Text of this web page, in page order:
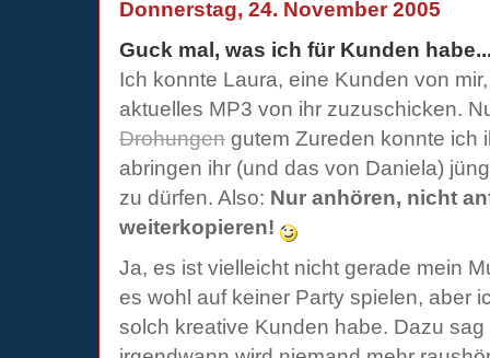
Donnerstag, 24. November 2005
Guck mal, was ich für Kunden
Ich konnte Laura, eine Kunden von
aktuelles MP3 von ihr zuzuschicken.
Drohungen gutem Zureden konnte ich
abringen ihr (und das von Daniela)
zu dürfen. Also: Nur anhören, nicht
weiterkopieren!
Ja, es ist vielleicht nicht gerade mein
es wohl auf keiner Party spielen, aber
solch kreative Kunden habe. Dazu